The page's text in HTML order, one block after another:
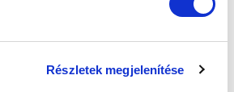
Részletek megjelenítése